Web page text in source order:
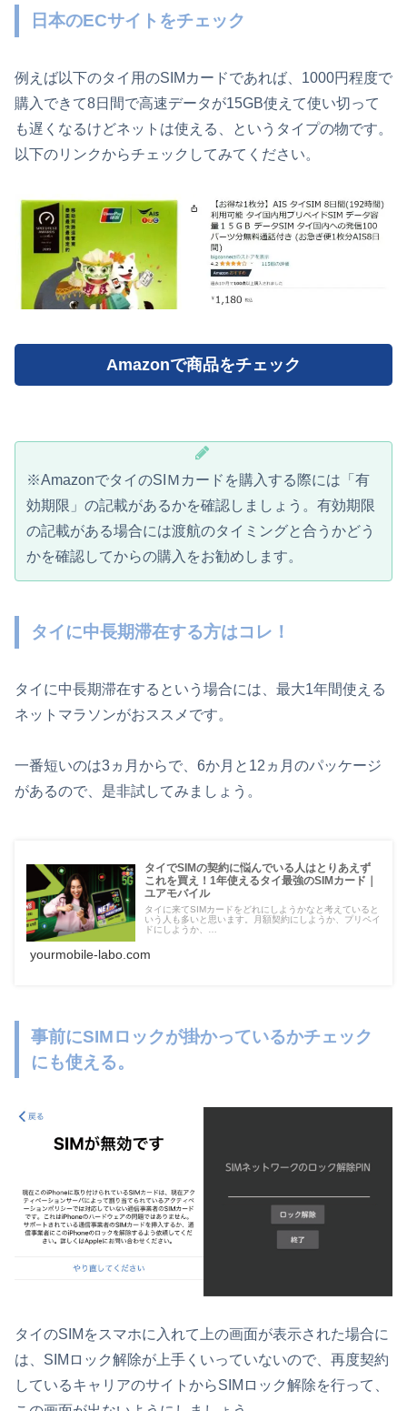
日本のECサイトをチェック
例えば以下のタイ用のSIMカードであれば、1000円程度で
購入できて8日間で高速データが15GB使えて使い切って
も遅くなるけどネットは使える、というタイプの物です。
以下のリンクからチェックしてみてください。
Amazonで商品をチェック
※AmazonでタイのSIＭカードを購入する際には「有
効期限」の記載があるかを確認しましょう。有効期限
の記載がある場合には渡航のタイミングと合うかどう
かを確認してからの購入をお勧めします。
タイに中長期滞在する方はコレ！
タイに中長期滞在するという場合には、最大1年間使える
ネットマラソンがおススメです。
一番短いのは3ヵ月からで、6か月と12ヵ月のパッケージ
があるので、是非試してみましょう。
タイでSIMの契約に悩んでいる人はとりあえず
これを買え！1年使えるタイ最強のSIMカード｜
ユアモバイル
タイに来てSIMカードをどれにしようかなと考えていると
いう人も多いと思います。月額契約にしようか、プリペイ
ドにしようか、…
yourmobile-labo.com
事前にSIMロックが掛かっているかチェック
にも使える。
タイのSIMをスマホに入れて上の画面が表示された場合に
は、SIMロック解除が上手くいっていないので、再度契約
しているキャリアのサイトからSIMロック解除を行って、